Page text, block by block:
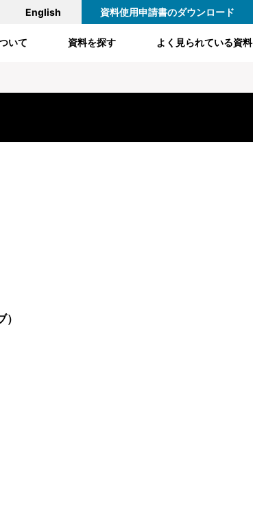
English 資料使用申請書のダウンロード
いて 資料を探す よく見られている資料